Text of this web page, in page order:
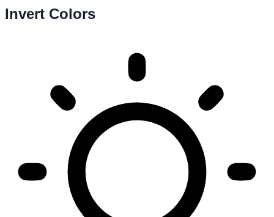
Invert Colors